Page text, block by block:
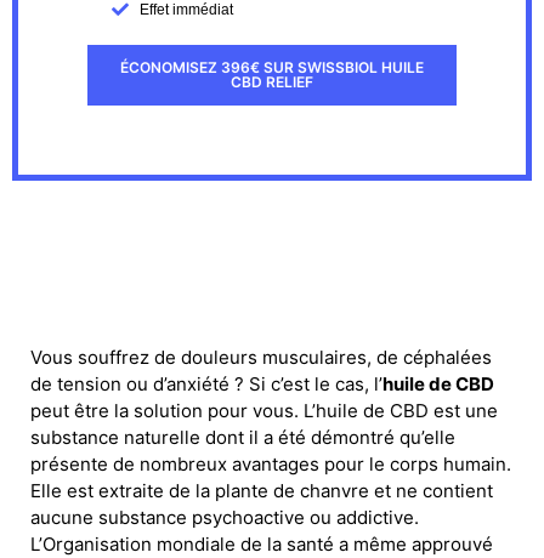
Effet immédiat
ÉCONOMISEZ 396€ SUR SWISSBIOL HUILE
CBD RELIEF
Vous souffrez de douleurs musculaires, de céphalées
de tension ou d’anxiété ? Si c’est le cas, l’huile de CBD
peut être la solution pour vous. L’huile de CBD est une
substance naturelle dont il a été démontré qu’elle
présente de nombreux avantages pour le corps humain.
Elle est extraite de la plante de chanvre et ne contient
aucune substance psychoactive ou addictive.
L’Organisation mondiale de la santé a même approuvé